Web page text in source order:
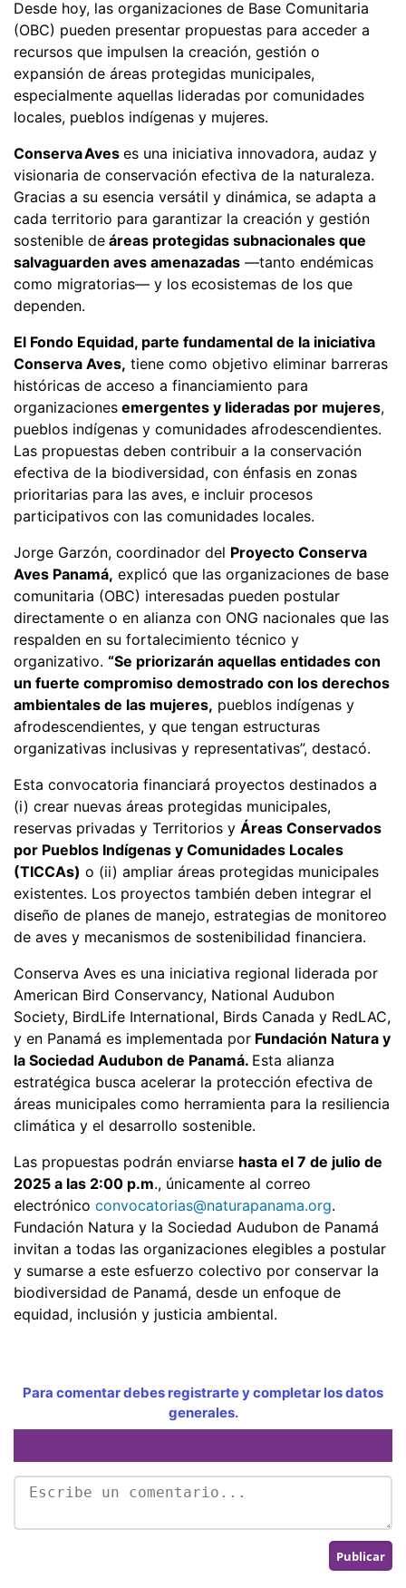
Desde hoy, las organizaciones de Base Comunitaria
(OBC) pueden presentar propuestas para acceder a
recursos que impulsen la creación, gestión o
expansión de áreas protegidas municipales,
especialmente aquellas lideradas por comunidades
locales, pueblos indígenas y mujeres.
Conserva Aves es una iniciativa innovadora, audaz y
visionaria de conservación efectiva de la naturaleza.
Gracias a su esencia versátil y dinámica, se adapta a
cada territorio para garantizar la creación y gestión
sostenible de áreas protegidas subnacionales que
salvaguarden aves amenazadas —tanto endémicas
como migratorias— y los ecosistemas de los que
dependen.
El Fondo Equidad, parte fundamental de la iniciativa
Conserva Aves, tiene como objetivo eliminar barreras
históricas de acceso a financiamiento para
organizaciones emergentes y lideradas por mujeres,
pueblos indígenas y comunidades afrodescendientes.
Las propuestas deben contribuir a la conservación
efectiva de la biodiversidad, con énfasis en zonas
prioritarias para las aves, e incluir procesos
participativos con las comunidades locales.
Jorge Garzón, coordinador del Proyecto Conserva
Aves Panamá, explicó que las organizaciones de base
comunitaria (OBC) interesadas pueden postular
directamente o en alianza con ONG nacionales que las
respalden en su fortalecimiento técnico y
organizativo. “Se priorizarán aquellas entidades con
un fuerte compromiso demostrado con los derechos
ambientales de las mujeres, pueblos indígenas y
afrodescendientes, y que tengan estructuras
organizativas inclusivas y representativas”, destacó.
Esta convocatoria financiará proyectos destinados a
(i) crear nuevas áreas protegidas municipales,
reservas privadas y Territorios y Áreas Conservados
por Pueblos Indígenas y Comunidades Locales
(TICCAs) o (ii) ampliar áreas protegidas municipales
existentes. Los proyectos también deben integrar el
diseño de planes de manejo, estrategias de monitoreo
de aves y mecanismos de sostenibilidad financiera.
Conserva Aves es una iniciativa regional liderada por
American Bird Conservancy, National Audubon
Society, BirdLife International, Birds Canada y RedLAC,
y en Panamá es implementada por Fundación Natura y
la Sociedad Audubon de Panamá. Esta alianza
estratégica busca acelerar la protección efectiva de
áreas municipales como herramienta para la resiliencia
climática y el desarrollo sostenible.
Las propuestas podrán enviarse hasta el 7 de julio de
2025 a las 2:00 p.m., únicamente al correo
electrónico convocatorias@naturapanama.org.
Fundación Natura y la Sociedad Audubon de Panamá
invitan a todas las organizaciones elegibles a postular
y sumarse a este esfuerzo colectivo por conservar la
biodiversidad de Panamá, desde un enfoque de
equidad, inclusión y justicia ambiental.
Para comentar debes registrarte y completar los datos
generales.